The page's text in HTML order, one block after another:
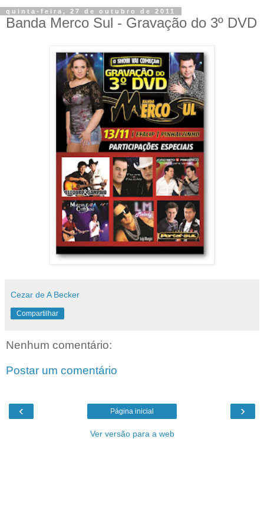
quinta-feira, 27 de outubro de 2011
Banda Merco Sul - Gravação do 3º DVD
Cezar de A Becker
Compartilhar
Nenhum comentário:
Postar um comentário
‹ ›
Página inicial
Ver versão para a web